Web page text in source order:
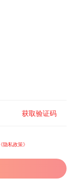
获取验证码
《隐私政策》